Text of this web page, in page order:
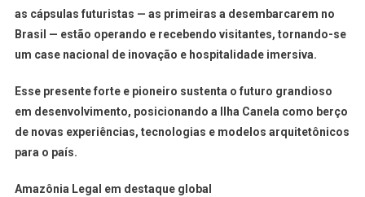
as cápsulas futuristas — as primeiras a desembarcarem no
Brasil — estão operando e recebendo visitantes, tornando-se
um case nacional de inovação e hospitalidade imersiva.
Esse presente forte e pioneiro sustenta o futuro grandioso
em desenvolvimento, posicionando a Ilha Canela como berço
de novas experiências, tecnologias e modelos arquitetônicos
para o país.
Amazônia Legal em destaque global